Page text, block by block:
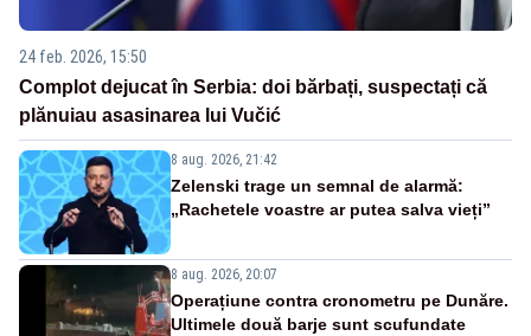
24 feb. 2026, 15:50
Complot dejucat în Serbia: doi bărbați, suspectați că
plănuiau asasinarea lui Vučić
8 aug. 2026, 21:42
Zelenski trage un semnal de alarmă:
„Rachetele voastre ar putea salva vieți”
8 aug. 2026, 20:07
Operațiune contra cronometru pe Dunăre.
Ultimele două barje sunt scufundate